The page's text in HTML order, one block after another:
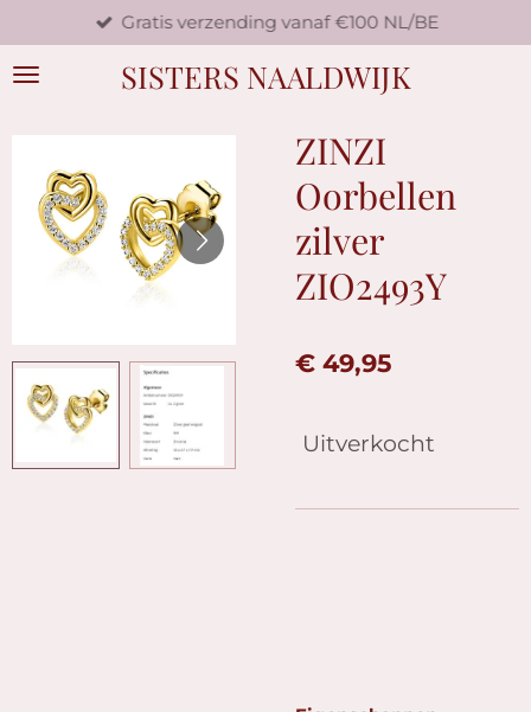
direct
naar
SISTERS NAALDWIJK
Gratis verzending vanaf €100 NL/BE
ZINZI
Oorbellen
zilver
ZIO2493Y
€ 49,95
Uitverkocht